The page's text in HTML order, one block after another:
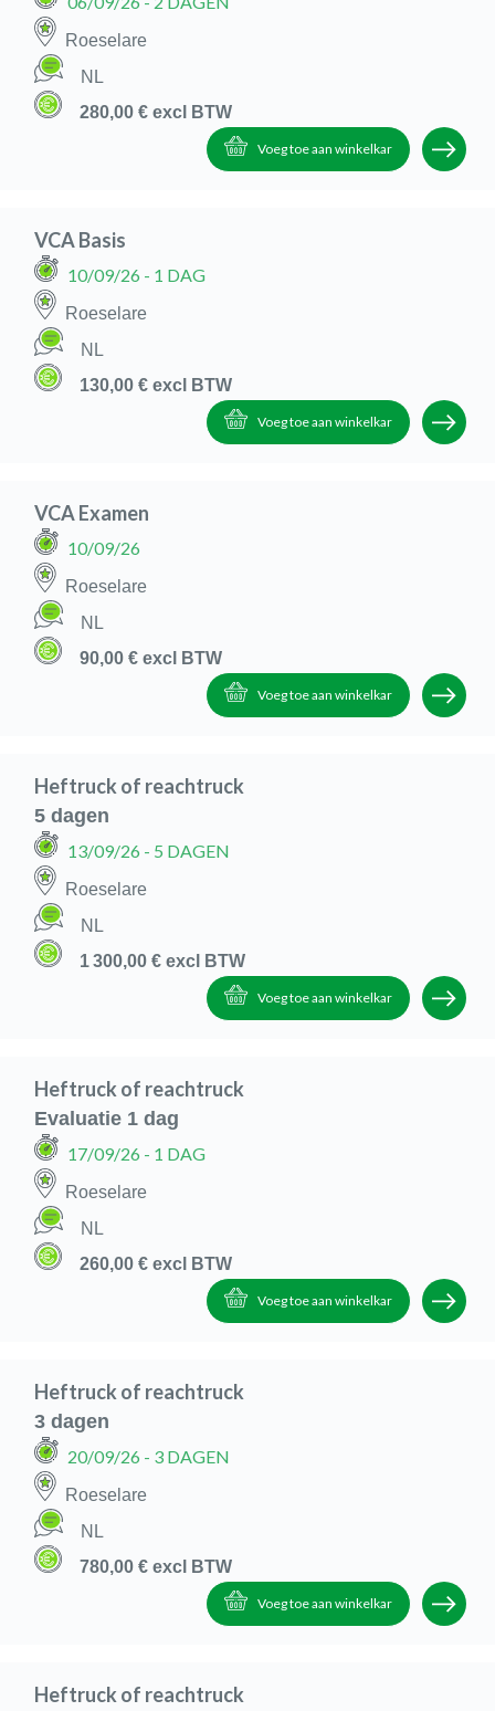
Roeselare
NL
280,00 € excl BTW
Voeg toe aan winkelkar
VCA Basis
10/09/26 - 1 DAG
Roeselare
NL
130,00 € excl BTW
Voeg toe aan winkelkar
VCA Examen
10/09/26
Roeselare
NL
90,00 € excl BTW
Voeg toe aan winkelkar
Heftruck of reachtruck
5 dagen
13/09/26 - 5 DAGEN
Roeselare
NL
1 300,00 € excl BTW
Voeg toe aan winkelkar
Heftruck of reachtruck
Evaluatie 1 dag
17/09/26 - 1 DAG
Roeselare
NL
260,00 € excl BTW
Voeg toe aan winkelkar
Heftruck of reachtruck
3 dagen
20/09/26 - 3 DAGEN
Roeselare
NL
780,00 € excl BTW
Voeg toe aan winkelkar
Heftruck of reachtruck